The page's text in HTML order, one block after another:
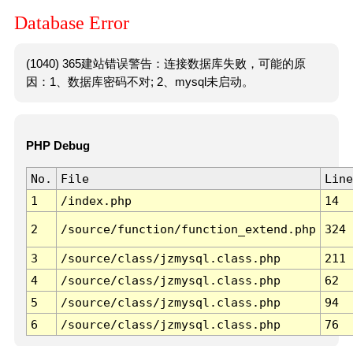
Database Error
(1040) 365建站错误警告：连接数据库失败，可能的原
因：1、数据库密码不对; 2、mysql未启动。
PHP Debug
No. File
Line
1
/index.php 14
2 /source/function/function_extend.php 324
3 /source/class/jzmysql.class.php
211
4
/source/class/jzmysql.class.php
62
5
/source/class/jzmysql.class.php
94
6
/source/class/jzmysql.class.php 76